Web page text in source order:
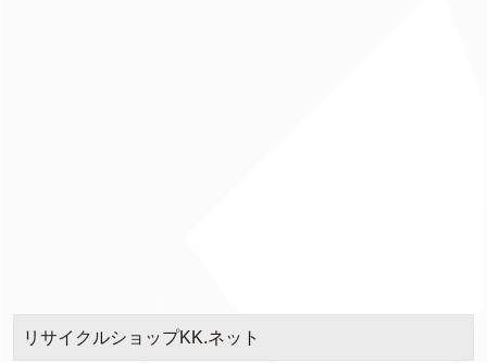
リサイクルショップKK.ネット